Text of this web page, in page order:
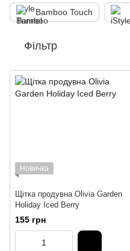
Bamboo Touch
Фільтр
Новинка
Щітка продувна Olivia Garden
Holiday Iced Berry
155 грн